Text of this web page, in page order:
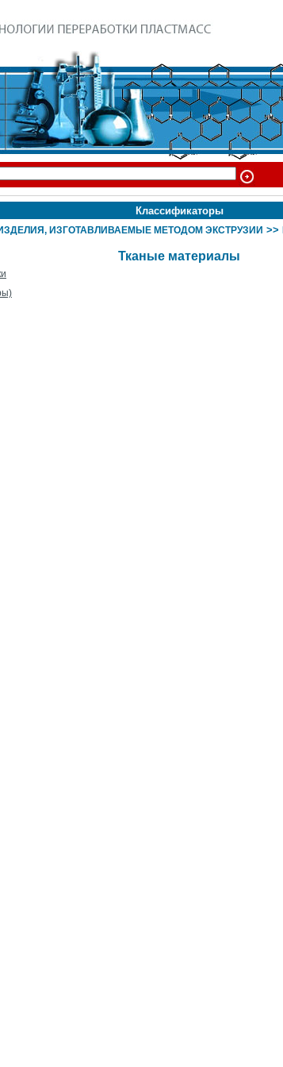
Классификаторы
ИЗГОТАВЛИВАЕМЫЕ МЕТОДОМ ЭКСТРУЗИИ >>
Тканые материалы